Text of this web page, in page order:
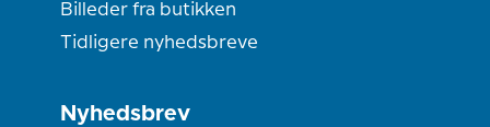
Billeder fra butikken
Tidligere nyhedsbreve
Nyhedsbrev